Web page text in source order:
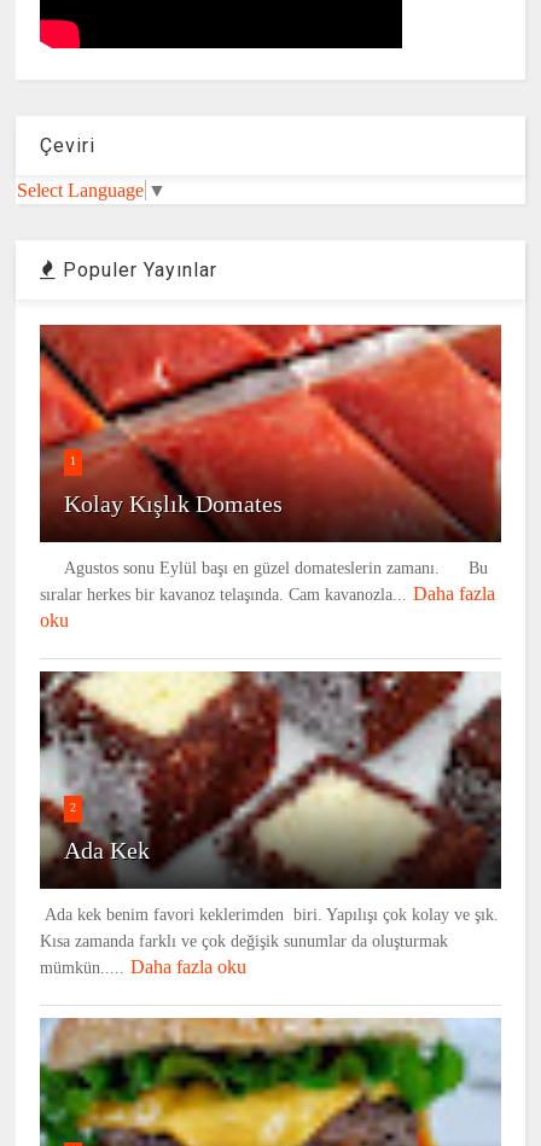
Çeviri
Select Language ▼
Populer Yayınlar
1
Kolay Kışlık Domates
Agustos sonu Eylül başı en güzel domateslerin zamanı. Bu
sıralar herkes bir kavanoz telaşında. Cam kavanozla... Daha fazla
oku
2
Ada Kek
Ada kek benim favori keklerimden biri. Yapılışı çok kolay ve şık.
Kısa zamanda farklı ve çok değişik sunumlar da oluşturmak
mümkün..... Daha fazla oku